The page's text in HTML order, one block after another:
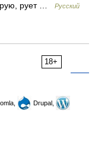
рую, рует …
Русский
18+
Drupal,